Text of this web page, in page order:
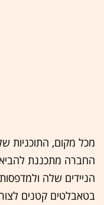
החברה מתכננת
הניידים שלה
בטאבלטים קטנים